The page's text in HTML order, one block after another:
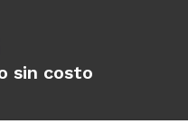
sin costo